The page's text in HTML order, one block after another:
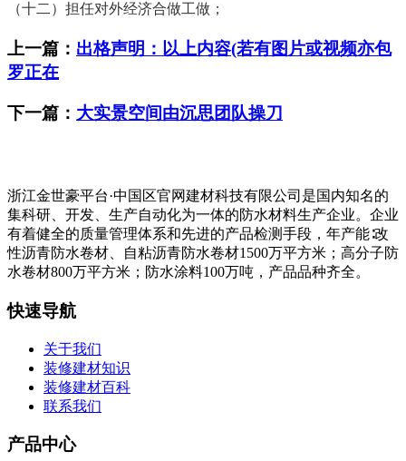
（十二）担任对外经济合做工做；
上一篇： 出格声明：以上内容(若有图片或视频亦包
罗正在
下一篇： 大实景空间由沉思团队操刀
浙江金世豪平台·中国区官网建材科技有限公司是国内知名的
集科研、开发、生产自动化为一体的防水材料生产企业。企业
有着健全的质量管理体系和先进的产品检测手段，年产能∶改
性沥青防水卷材、自粘沥青防水卷材1500万平方米；高分子防
水卷材800万平方米；防水涂料100万吨，产品品种齐全。
快速导航
关于我们
装修建材知识
装修建材百科
联系我们
产品中心